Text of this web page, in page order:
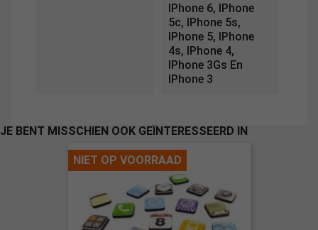
IPhone 6, IPhone
5c, IPhone 5s,
IPhone 5, IPhone
4s, IPhone 4,
IPhone 3Gs En
IPhone 3
JE BENT MISSCHIEN OOK GEÏNTERESSEERD IN
NIET OP VOORRAAD